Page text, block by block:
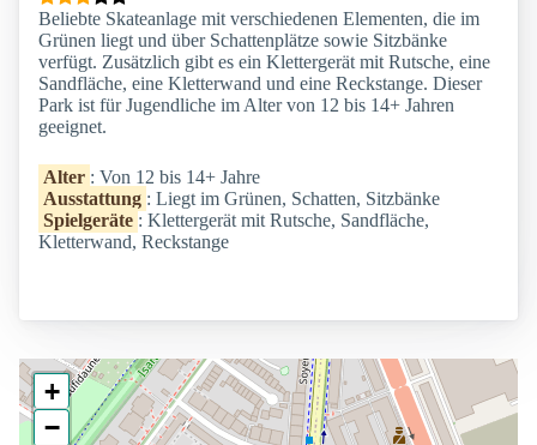
Beliebte Skateanlage mit verschiedenen Elementen, die im
Grünen liegt und über Schattenplätze sowie Sitzbänke
verfügt. Zusätzlich gibt es ein Klettergerät mit Rutsche, eine
Sandfläche, eine Kletterwand und eine Reckstange. Dieser
Park ist für Jugendliche im Alter von 12 bis 14+ Jahren
geeignet.
Alter : Von 12 bis 14+ Jahre
Ausstattung : Liegt im Grünen, Schatten, Sitzbänke
Spielgeräte : Klettergerät mit Rutsche, Sandfläche,
Kletterwand, Reckstange
+
−